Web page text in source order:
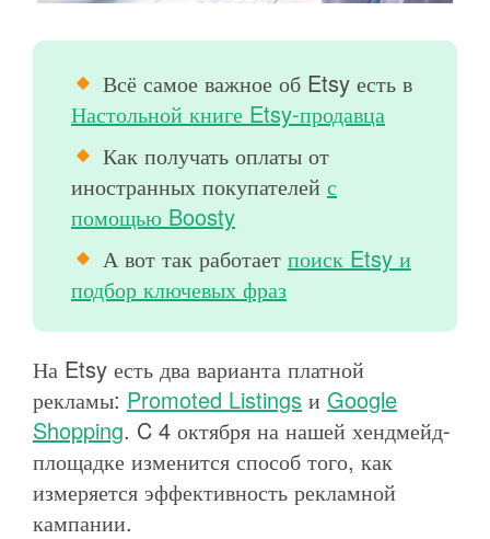
Всё самое важное об Etsy есть в
Настольной книге Etsy-продавца
Как получать оплаты от
иностранных покупателей с
помощью Boosty
А вот так работает поиск Etsy и
подбор ключевых фраз
На Etsy есть два варианта платной
рекламы: Promoted Listings и Google
Shopping. C 4 октября на нашей хендмейд-
площадке изменится способ того, как
измеряется эффективность рекламной
кампании.